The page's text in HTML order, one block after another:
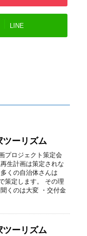
LINE
ツーリズム
プロジェクト策定会
生計画は策定されな
くの自治体さんは
策定します。 その理
くのは大変 ・交付金
ツーリズム